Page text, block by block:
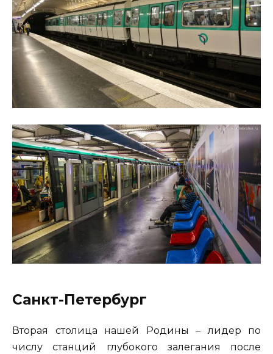
Санкт-Петербург
Вторая столица нашей Родины – лидер по
числу станций глубокого залегания после